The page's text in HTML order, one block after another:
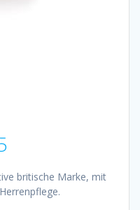
britische Marke, mit